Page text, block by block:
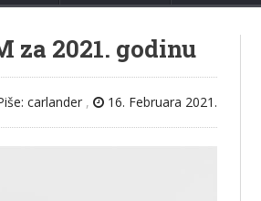
za 2021. godinu
carlander , 16. Februara 2021.